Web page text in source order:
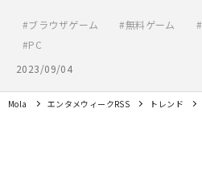
ブラウザゲーム 無料ゲーム
PC
2023/09/04
Mola エンタメウィークRSS トレンド